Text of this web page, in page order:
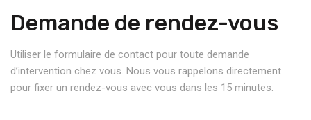
Demande de rendez-vous
Utiliser le formulaire de contact pour toute demande
d’intervention chez vous. Nous vous rappelons directement
pour fixer un rendez-vous avec vous dans les 15 minutes.